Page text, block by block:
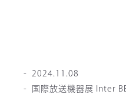
2024.11.08
国際放送機器展 Inter